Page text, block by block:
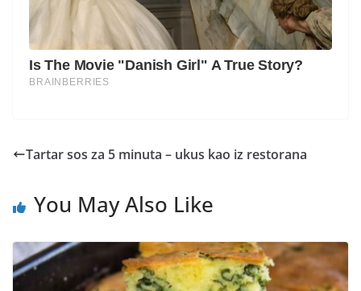
Tartar sos za 5 minuta – ukus kao iz restorana
You May Also Like